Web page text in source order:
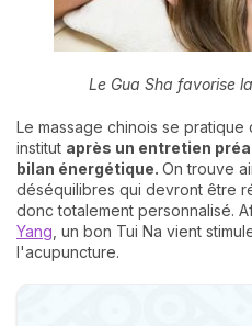
Le Gua Sha favorise
Le massage chinois se
institut après un entretien
bilan énergétique. On trouve
déséquilibres qui devront être
donc totalement personnalisé.
Yang , un bon Tui Na vient
l'acupuncture.